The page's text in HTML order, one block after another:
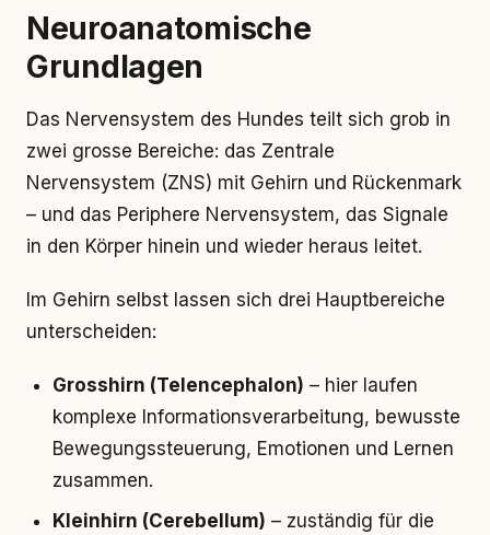
Neuroanatomische
Grundlagen
Das Nervensystem des Hundes teilt sich grob in
zwei grosse Bereiche: das Zentrale
Nervensystem (ZNS) mit Gehirn und Rückenmark
– und das Periphere Nervensystem, das Signale
in den Körper hinein und wieder heraus leitet.
Im Gehirn selbst lassen sich drei Hauptbereiche
unterscheiden:
Grosshirn (Telencephalon) – hier laufen
komplexe Informationsverarbeitung, bewusste
Bewegungssteuerung, Emotionen und Lernen
zusammen.
Kleinhirn (Cerebellum) – zuständig für die